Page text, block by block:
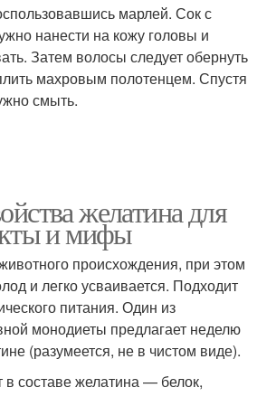
марлей. Сок с
нанести на кожу головы и
Затем волосы следует обернуть
махровым полотенцем. Спустя
смыть.
желатина для
и мифы
происхождения, при этом
и легко усваивается. Подходит
питания. Один из
монодиеты предлагает неделю
(разумеется, не в чистом виде).
составе желатина — белок,